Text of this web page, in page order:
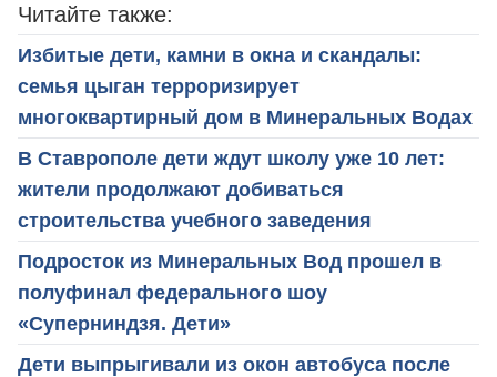
Читайте также:
Избитые дети, камни в окна и скандалы:
семья цыган терроризирует
многоквартирный дом в Минеральных Водах
В Ставрополе дети ждут школу уже 10 лет:
жители продолжают добиваться
строительства учебного заведения
Подросток из Минеральных Вод прошел в
полуфинал федерального шоу
«Суперниндзя. Дети»
Дети выпрыгивали из окон автобуса после